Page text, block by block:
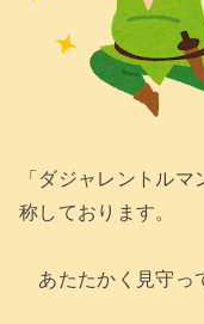
「ダジャレントル
称しております。
あたたかく見守っ